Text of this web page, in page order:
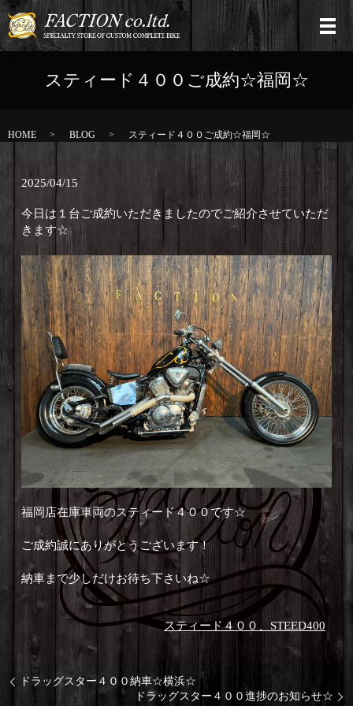
スティード４００ご成約☆福岡☆
HOME BLOG スティード４００ご成約☆福岡☆
2025/04/15
今日は１台ご成約いただきましたのでご紹介させていただ
きます☆
福岡店在庫車両のスティード４００です☆
ご成約誠にありがとうございます！
納車まで少しだけお待ち下さいね☆
スティード４００、STEED400
ドラッグスター４００納車☆横浜☆
ドラッグスター４００進捗のお知らせ☆